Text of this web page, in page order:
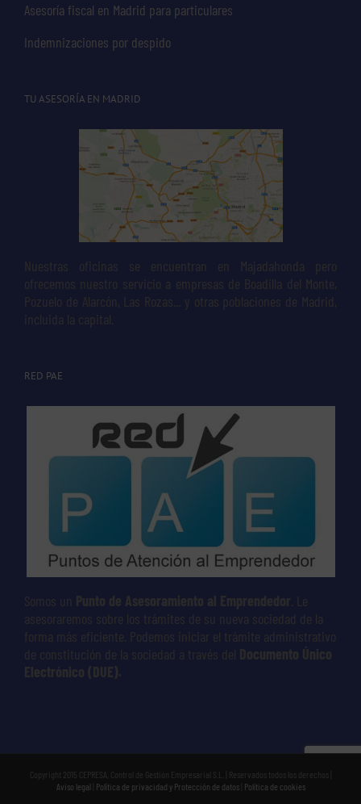
Asesoría fiscal en Madrid para particulares
Indemnizaciones por despido
TU ASESORÍA EN MADRID
Nuestras oficinas se encuentran en Majadahonda pero
ofrecemos nuestro servicio a empresas de Boadilla del Monte,
Pozuelo de Alarcón, Las Rozas... y otras poblaciones de Madrid,
incluida la capital.
RED PAE
Somos un Punto de Asesoramiento al Emprendedor . Le
asesoraremos sobre los trámites de su nueva sociedad de la
forma más eficiente. Podemos iniciar el trámite administrativo
de constitución de la sociedad a través del Documento Único
Electrónico (DUE).
Copyright 2015 CEPRESA, Control de Gestión Empresarial S.L. | Reservados todos los derechos |
Aviso legal
Política de privacidad y Protección de datos| Política de cookies